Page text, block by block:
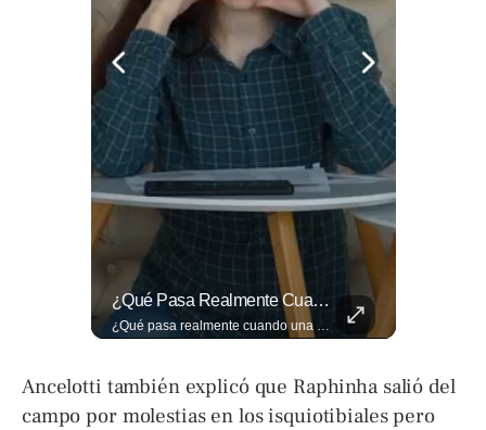
¿Qué Pasa Realmente Cuando Una Persona Tiene Deudas?
Ancelotti también explicó que Raphinha salió del
campo por molestias en los isquiotibiales pero